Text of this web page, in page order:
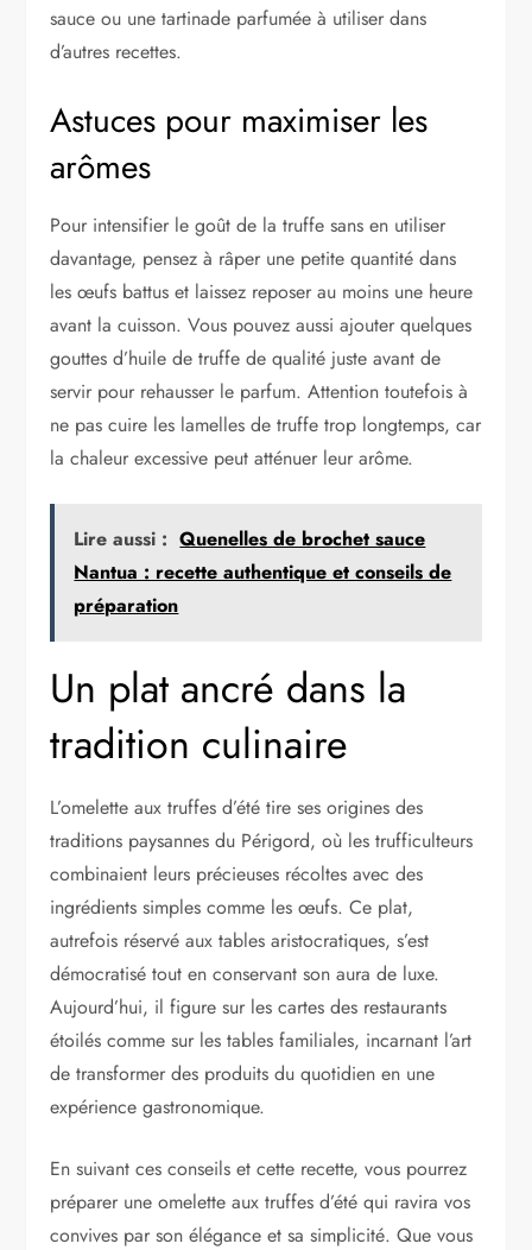
sauce ou une tartinade parfumée à utiliser dans
d’autres recettes.
Astuces pour maximiser les
arômes
Pour intensifier le goût de la truffe sans en utiliser
davantage, pensez à râper une petite quantité dans
les œufs battus et laissez reposer au moins une heure
avant la cuisson. Vous pouvez aussi ajouter quelques
gouttes d’huile de truffe de qualité juste avant de
servir pour rehausser le parfum. Attention toutefois à
ne pas cuire les lamelles de truffe trop longtemps, car
la chaleur excessive peut atténuer leur arôme.
Lire aussi : Quenelles de brochet sauce
Nantua : recette authentique et conseils de
préparation
Un plat ancré dans la
tradition culinaire
L’omelette aux truffes d’été tire ses origines des
traditions paysannes du Périgord, où les trufficulteurs
combinaient leurs précieuses récoltes avec des
ingrédients simples comme les œufs. Ce plat,
autrefois réservé aux tables aristocratiques, s’est
démocratisé tout en conservant son aura de luxe.
Aujourd’hui, il figure sur les cartes des restaurants
étoilés comme sur les tables familiales, incarnant l’art
de transformer des produits du quotidien en une
expérience gastronomique.
En suivant ces conseils et cette recette, vous pourrez
préparer une omelette aux truffes d’été qui ravira vos
convives par son élégance et sa simplicité. Que vous